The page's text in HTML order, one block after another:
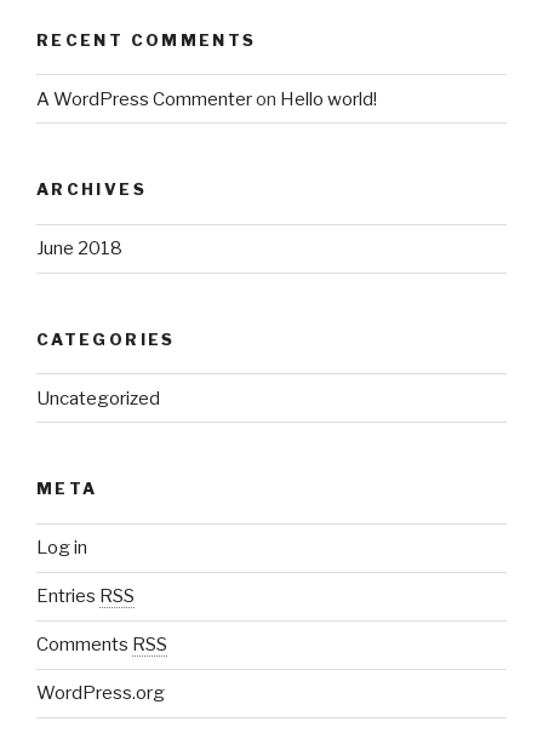
RECENT COMMENTS
A WordPress Commenteron Hello world!
ARCHIVES
June 2018
CATEGORIES
Uncategorized
META
Log in
Entries RSS
Comments RSS
WordPress.org